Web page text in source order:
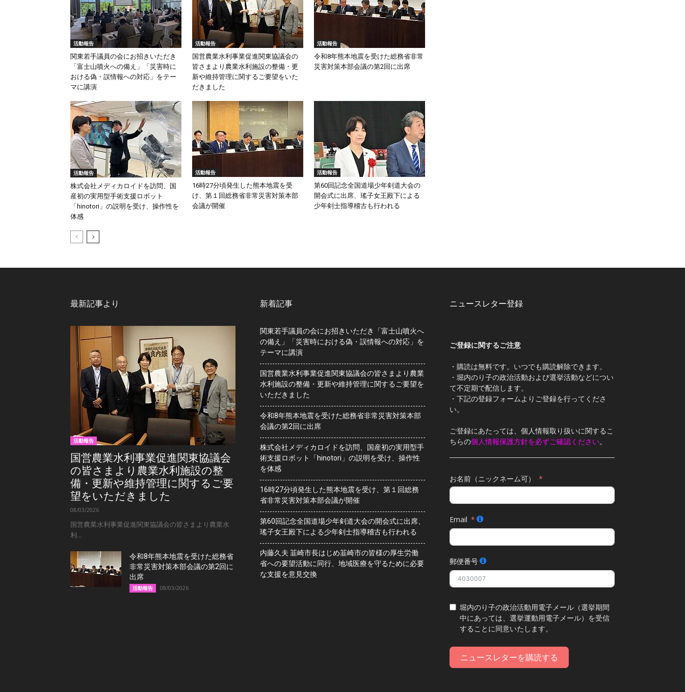
活動報告
関東若手議員の会にお招きいただき
「富士山噴火への備え」「災害時に
おける偽・誤情報への対応」をテー
マに講演
活動報告
国営農業水利事業促進関東協議会の
皆さまより農業水利施設の整備・更
新や維持管理に関するご要望をいた
だきました
活動報告
令和8年熊本地震を受けた総務省非常
災害対策本部会議の第2回に出席
活動報告
株式会社メディカロイドを訪問、国
産初の実用型手術支援ロボット
「hinotori」の説明を受け、操作性を
体感
活動報告
16時27分頃発生した熊本地震を受
け、第１回総務省非常災害対策本部
会議が開催
活動報告
第60回記念全国道場少年剣道大会の
開会式に出席、瑤子女王殿下による
少年剣士指導稽古も行われる
最新記事より
活動報告
国営農業水利事業促進関東協議会
の皆さまより農業水利施設の整
備・更新や維持管理に関するご要
望をいただきました
08/03/2026
国営農業水利事業促進関東協議会の皆さまより農業水
利...
令和8年熊本地震を受けた総務省
非常災害対策本部会議の第2回に
出席
活動報告 08/03/2026
新着記事
関東若手議員の会にお招きいただき「富士山噴火へ
の備え」「災害時における偽・誤情報への対応」を
テーマに講演
国営農業水利事業促進関東協議会の皆さまより農業
水利施設の整備・更新や維持管理に関するご要望を
いただきました
令和8年熊本地震を受けた総務省非常災害対策本部
会議の第2回に出席
株式会社メディカロイドを訪問、国産初の実用型手
術支援ロボット「hinotori」の説明を受け、操作性
を体感
16時27分頃発生した熊本地震を受け、第１回総務
省非常災害対策本部会議が開催
第60回記念全国道場少年剣道大会の開会式に出席、
瑤子女王殿下による少年剣士指導稽古も行われる
内藤久夫 韮崎市長はじめ韮崎市の皆様の厚生労働
省への要望活動に同行、地域医療を守るために必要
な支援を意見交換
ニュースレター登録
ご登録に関するご注意
・購読は無料です。いつでも購読解除できます。
・堀内のり子の政治活動および選挙活動などについ
て不定期で配信します。
・下記の登録フォームよりご登録を行ってくださ
い。
ご登録にあたっては、個人情報取り扱いに関するこ
ちらの個人情報保護方針を必ずご確認ください。
お名前（ニックネーム可）
Email
郵便番号
堀内のり子の政治活動用電子メール（選挙期間
中にあっては、選挙運動用電子メール）を受信
することに同意いたします。
ニュースレターを購読する